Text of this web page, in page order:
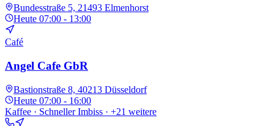
Bundesstraße 5, 21493 Elmenhorst
Heute 07:00 - 13:00
Café
Angel Cafe GbR
Bastionstraße 8, 40213 Düsseldorf
Heute 07:00 - 16:00
Kaffee · Schneller Imbiss · +21 weitere